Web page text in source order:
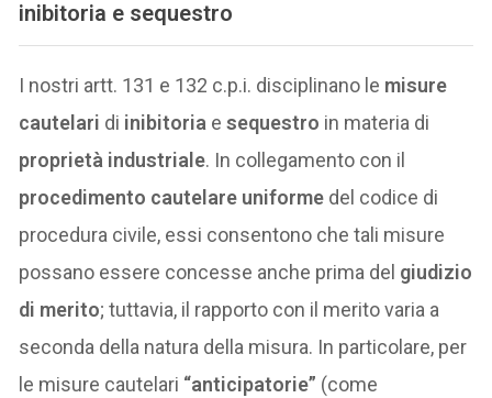
inibitoria e sequestro
I nostri artt. 131 e 132 c.p.i. disciplinano le misure
cautelari di inibitoria esequestro in materia di
proprietà industriale. In collegamento con il
procedimento cautelare uniforme del codice di
procedura civile, essi consentono che tali misure
possano essere concesse anche prima del giudizio
di merito; tuttavia, il rapporto con il merito varia a
seconda della natura della misura. In particolare, per
le misure cautelari “anticipatorie” (come